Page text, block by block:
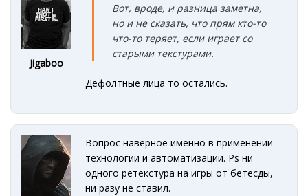
Jigaboo
Вот, вроде, и разница заметна,
но и не сказать, что прям кто-то
что-то теряет, если играет со
старыми текстурами.
Дефолтные лица то остались.
Вопрос наверное именно в применении
технологии и автоматизации. Ps ни
одного ретекстура на игры от бетесды,
ни разу не ставил.